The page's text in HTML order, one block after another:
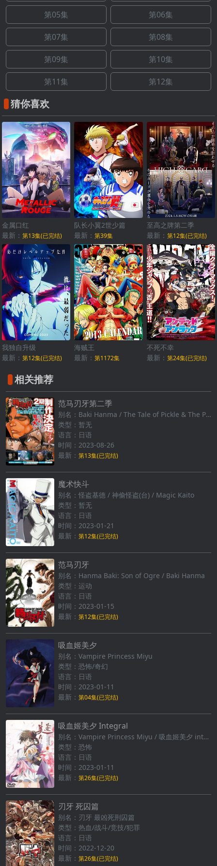
第05集 第06集
第07集 第08集
第09集 第10集
第11集 第12集
猜你喜欢
金属口红
最新： 第13集(已完结)
队长小翼2世少篇
最新：第39集
至高之牌第二季
最新： 第12集(已完结)
我独自升级
最新： 第12集(已完结)
海贼王
最新：第1172集
不死不幸
最新： 第24集(已完结)
相关推荐
范马刃牙第二季
别名：Baki Hanma / The Tale of Pickle & The Pickle War Saga / The Father VS Son Saga
类型：暂无
语言：日语
时间：2023-08-26
最新： 第13集(已完结)
魔术快斗
别名：怪盗基德 / 神偷怪盗(台) / Magic Kaito
类型：暂无
语言：日语
时间：2023-01-21
最新： 第12集(已完结)
范马刃牙
别名：Hanma Baki: Son of Ogre / Baki Hanma
类型：运动
语言：日语
时间：2023-01-15
最新： 第12集(已完结)
吸血姬美夕
别名：Vampire Princess Miyu
类型：恐怖/奇幻
语言：日语
时间：2023-01-11
最新： 第04集(已完结)
吸血姬美夕 Integral
别名：Vampire Princess Miyu / 吸血姬美夕 integral (TV版)
类型：恐怖
语言：日语
时间：2023-01-11
最新： 第26集(已完结)
刃牙 死囚篇
别名：刃牙 最凶死刑囚篇
类型：热血/战斗/竞技/犯罪
语言：日语
时间：2022-12-20
最新： 第26集(已完结)